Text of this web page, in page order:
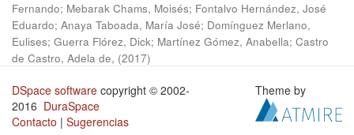
Fernando; Mebarak Chams, Moisés; Fontalvo Hernández, José
Eduardo; Anaya Taboada, María José; Domínguez Merlano,
Eulises; Guerra Flórez, Dick; Martínez Gómez, Anabella; Castro
de Castro, Adela de, (2017)
DSpace software copyright © 2002-
2016 DuraSpace
Contacto | Sugerencias
Theme by